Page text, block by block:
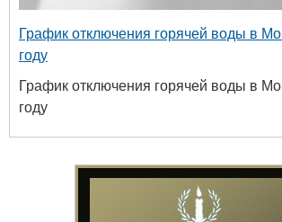
График отключения горячей воды в
году
График отключения горячей воды в
году